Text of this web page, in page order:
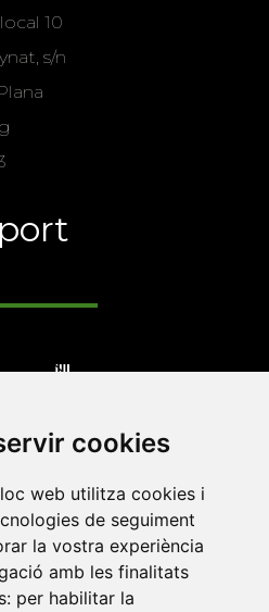
cookies
web utilitza cookies i
de seguiment
la vostra experiència
amb les finalitats
per habilitar la
10
s/n
•Universitat d'Alacant
•Universitat Autònoma de